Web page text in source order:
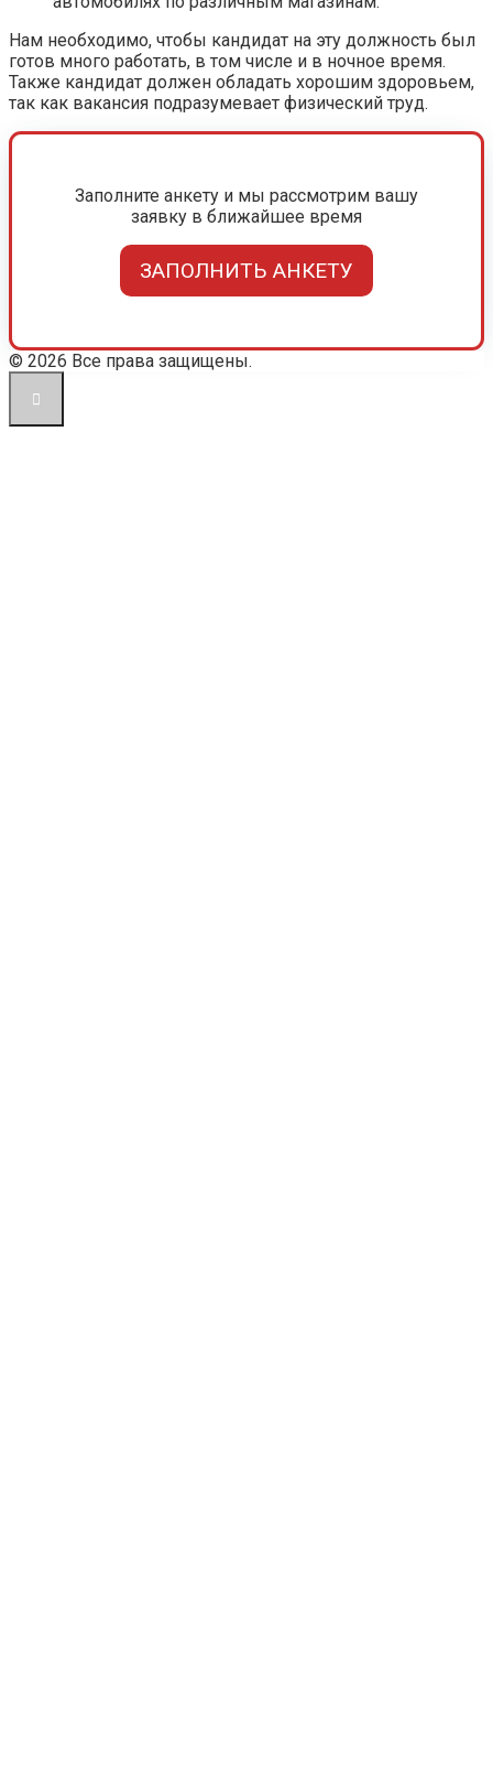
Нам необходимо, чтобы кандидат на эту должность был
готов много работать, в том числе и в ночное время.
Также кандидат должен обладать хорошим здоровьем,
так как вакансия подразумевает физический труд.
Заполните анкету и мы рассмотрим вашу
заявку в ближайшее время
ЗАПОЛНИТЬ АНКЕТУ
© 2026 Все права защищены.